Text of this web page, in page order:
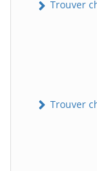
Trouver
Trouver